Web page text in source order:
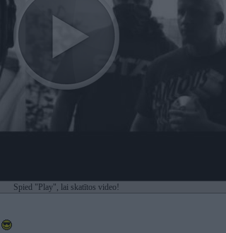
Spied "Play", lai skatītos video!